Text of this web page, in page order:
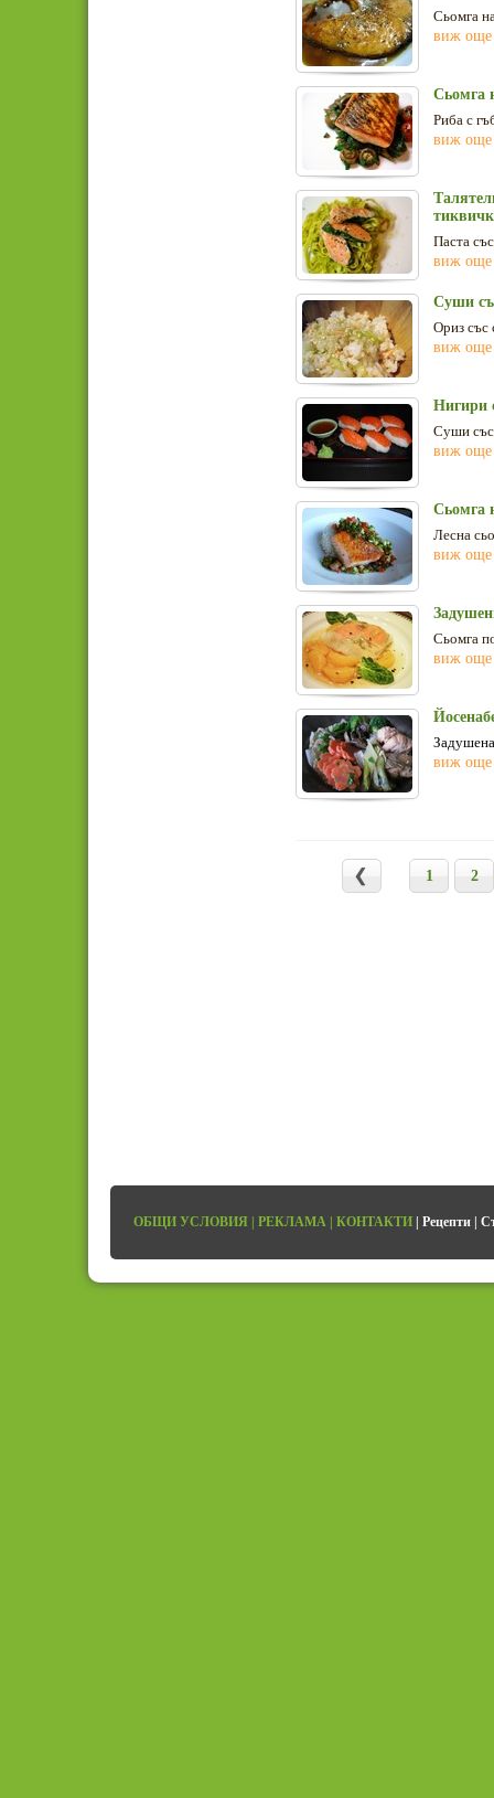
Сьомга
виж още
Сьомга
Риба с
виж още
Паста
виж още
Суши
Ориз със
виж още
Нигири
Суши със
виж още
Сьомга
Лесна
виж още
Сьомга
виж още
виж още
1 2
ОБЩИ УСЛОВИЯ РЕКЛАМА КОНТАКТИ Рецепти